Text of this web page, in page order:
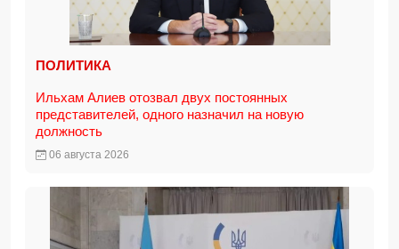
ПОЛИТИКА
Ильхам Алиев отозвал двух постоянных
представителей, одного назначил на новую
должность
06 августа 2026